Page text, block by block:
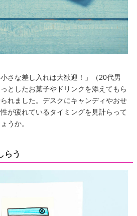
さな差し入れは大歓迎！」（20代男
としたお菓子やドリンクを添えてもら
れました。デスクにキャンディやおせ
が疲れているタイミングを見計らって
うか。
らう